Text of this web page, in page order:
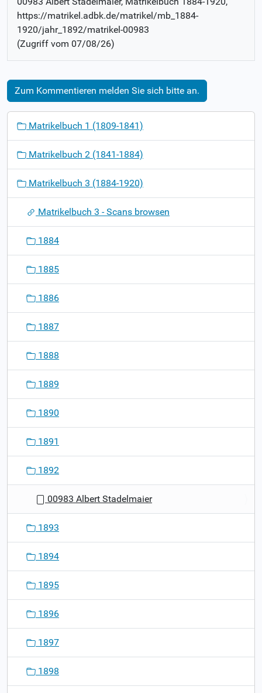
https://matrikel.adbk.de/matrikel/mb_1884-
1920/jahr_1892/matrikel-00983
(Zugriff vom 07/08/26)
Zum Kommentieren melden Sie sich bitte an.
o
Matrikelbuch 1 (1809-1841)
Matrikelbuch 2 (1841-1884)
Matrikelbuch 3 (1884-1920)
Matrikelbuch 3 - Scans browsen
1884
1885
1886
1887
1888
1889
1890
1891
1892
00983 Albert Stadelmaier
1893
1894
1895
1896
1897
1898